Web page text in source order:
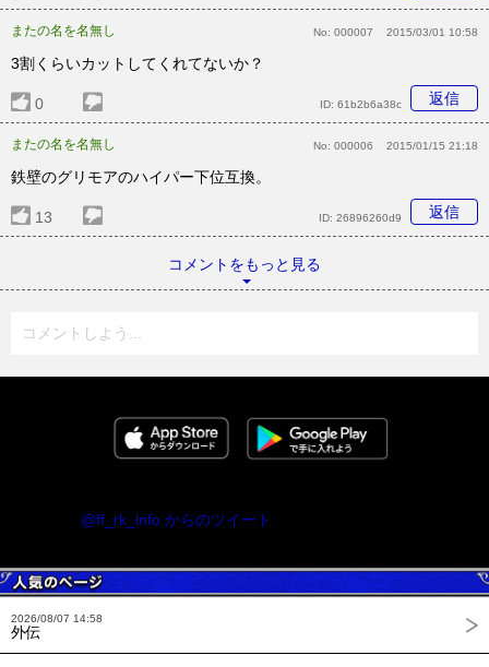
またの名を名無し No: 000007 2015/03/01 10:58
3割くらいカットしてくれてないか？
0 返信
ID: 61b2b6a38c
またの名を名無し No: 000006 2015/01/15 21:18
鉄壁のグリモアのハイパー下位互換。
13 返信
ID: 26896260d9
コメントをもっと見る
コメントしよう...
@ff_rk_info からのツイート
2026/08/07 14:58
外伝